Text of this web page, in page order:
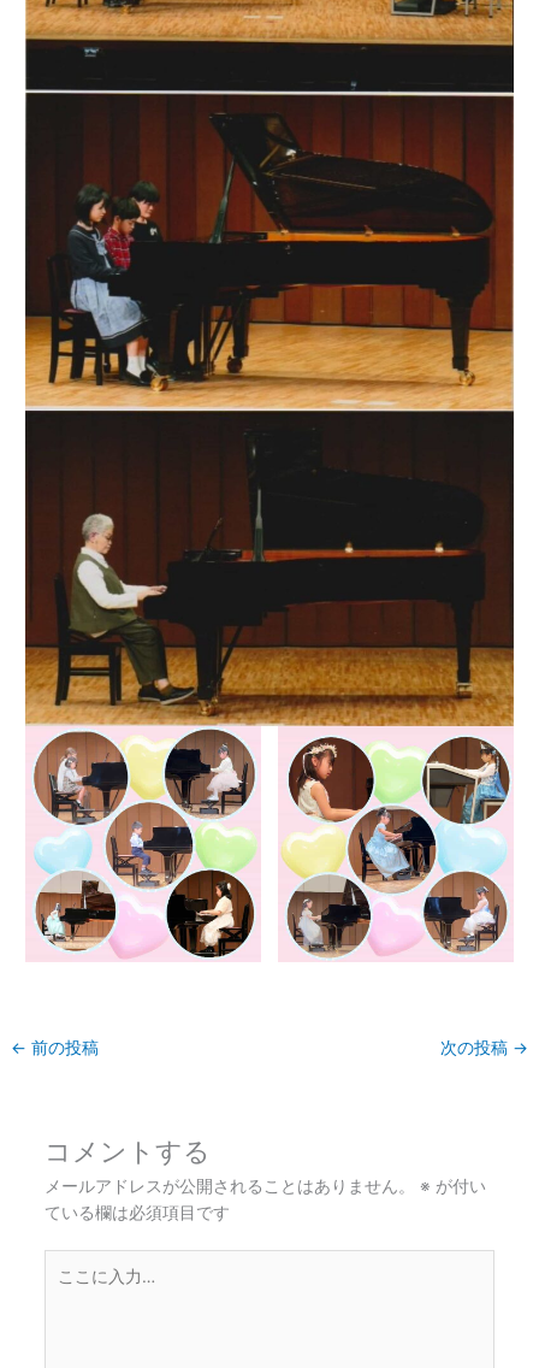
← 前の投稿 次の投稿 →
コメントする
メールアドレスが公開されることはありません。 ※ が付い
ている欄は必須項目です